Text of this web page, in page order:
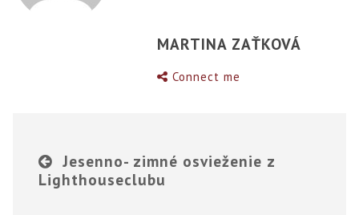
MARTINA ZAŤKOVÁ
Connect me
Jesenno- zimné osvieženie z
Lighthouseclubu